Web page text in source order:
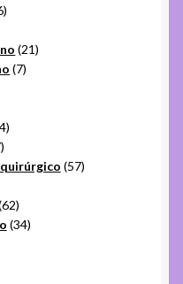
26
2121
77
34
157
productos
5757
6262
productos
3434